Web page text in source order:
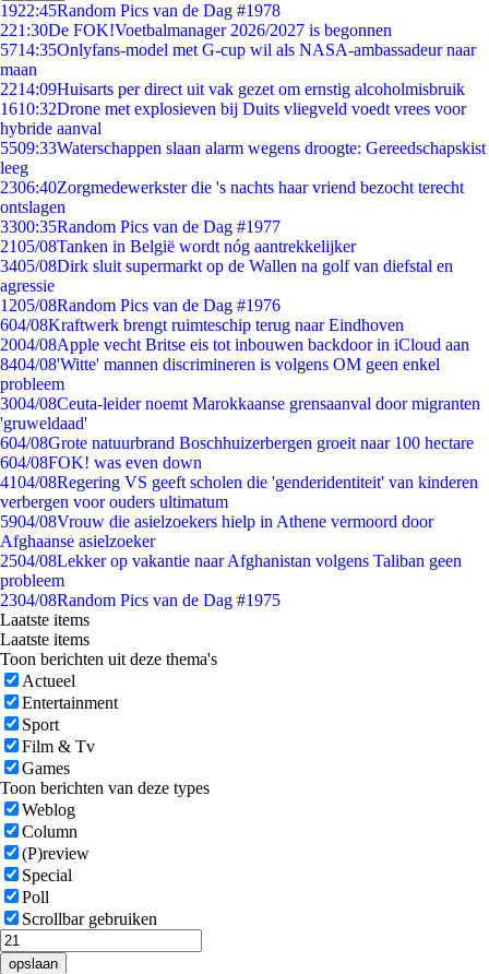
1922:45Random Pics van de Dag #1978
221:30De FOK!Voetbalmanager 2026/2027 is begonnen
5714:35Onlyfans-model met G-cup wil als NASA-ambassadeur naar
maan
2214:09Huisarts per direct uit vak gezet om ernstig alcoholmisbruik
1610:32Drone met explosieven bij Duits vliegveld voedt vrees voor
hybride aanval
5509:33Waterschappen slaan alarm wegens droogte: Gereedschapskist
leeg
2306:40Zorgmedewerkster die 's nachts haar vriend bezocht terecht
ontslagen
3300:35Random Pics van de Dag #1977
2105/08Tanken in België wordt nóg aantrekkelijker
3405/08Dirk sluit supermarkt op de Wallen na golf van diefstal en
agressie
1205/08Random Pics van de Dag #1976
604/08Kraftwerk brengt ruimteschip terug naar Eindhoven
2004/08Apple vecht Britse eis tot inbouwen backdoor in iCloud aan
8404/08'Witte' mannen discrimineren is volgens OM geen enkel
probleem
3004/08Ceuta-leider noemt Marokkaanse grensaanval door migranten
'gruweldaad'
604/08Grote natuurbrand Boschhuizerbergen groeit naar 100 hectare
604/08FOK! was even down
4104/08Regering VS geeft scholen die 'genderidentiteit' van kinderen
verbergen voor ouders ultimatum
5904/08Vrouw die asielzoekers hielp in Athene vermoord door
Afghaanse asielzoeker
2504/08Lekker op vakantie naar Afghanistan volgens Taliban geen
probleem
2304/08Random Pics van de Dag #1975
Laatste items
Laatste items
Toon berichten uit deze thema's
Actueel
Entertainment
Sport
Film & Tv
Games
Toon berichten van deze types
Weblog
Column
(P)review
Special
Poll
Scrollbar gebruiken
opslaan